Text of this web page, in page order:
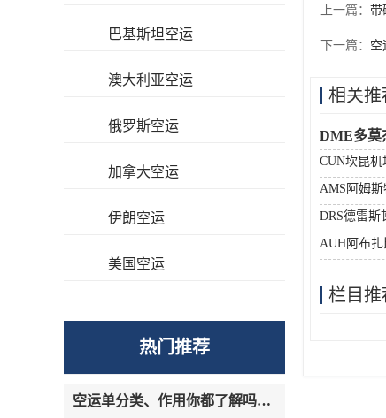
上一篇： 带
下一篇： 空
相关推
DME多莫
CUN坎昆
AMS阿姆
DRS德雷斯
AUH阿布
栏目推
巴基斯坦空运
澳大利亚空运
俄罗斯空运
加拿大空运
伊朗空运
美国空运
热门推荐
空运单分类、作用你都了解吗？空运单干货讲解